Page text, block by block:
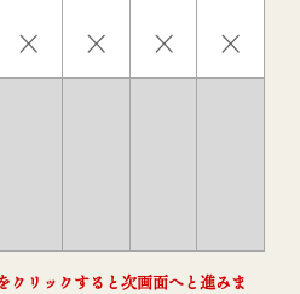
× × × ×
リックすると次画面へと進みま